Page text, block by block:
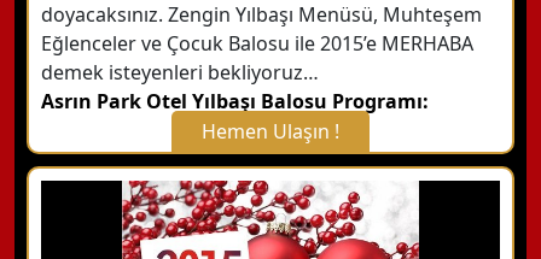
doyacaksınız. Zengin Yılbaşı Menüsü, Muhteşem
Eğlenceler ve Çocuk Balosu ile 2015’e MERHABA
demek isteyenleri bekliyoruz…
Asrın Park Otel Yılbaşı Balosu Programı:
Hemen Ulaşın !
X Kapat
WhatsApp ile Bilgi Alın